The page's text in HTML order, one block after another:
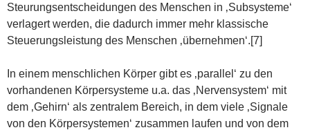
Steurungsentscheidungen des Menschen in ‚Subsysteme‘
verlagert werden, die dadurch immer mehr klassische
Steuerungsleistung des Menschen ‚übernehmen‘.[7]
In einem menschlichen Körper gibt es ‚parallel‘ zu den
vorhandenen Körpersysteme u.a. das ‚Nervensystem‘ mit
dem ‚Gehirn‘ als zentralem Bereich, in dem viele ‚Signale
von den Körpersystemen‘ zusammen laufen und von dem